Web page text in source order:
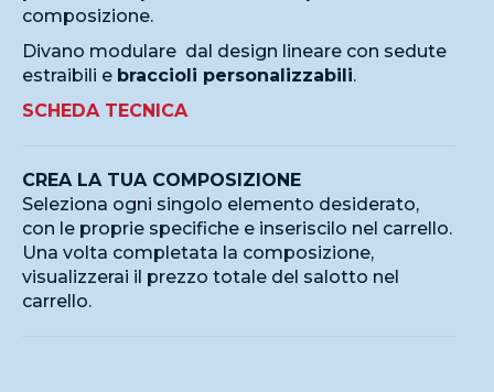
composizione.
Divano modulare dal design lineare con sedute
estraibili e braccioli personalizzabili.
SCHEDA TECNICA
CREA LA TUA COMPOSIZIONE
Seleziona ogni singolo elemento desiderato,
con le proprie specifiche e inseriscilo nel carrello.
Una volta completata la composizione,
visualizzerai il prezzo totale del salotto nel
carrello.